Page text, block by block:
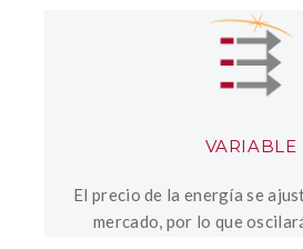
VARIABLE
El precio de la energía se
mercado, por lo que